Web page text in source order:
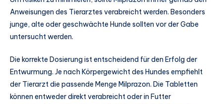
Anweisungen des Tierarztes verabreicht werden. Besonders
junge, alte oder geschwächte Hunde sollten vor der Gabe
untersucht werden.
Die korrekte Dosierung ist entscheidend für den Erfolg der
Entwurmung. Je nach Körpergewicht des Hundes empfiehlt
der Tierarzt die passende Menge Milprazon. Die Tabletten
können entweder direkt verabreicht oder in Futter